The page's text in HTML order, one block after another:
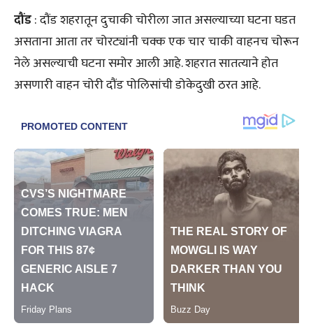
दौंड: दौंड शहरातून दुचाकी चोरीला जात असल्याच्या घटना घडत
असताना आता तर चोरट्यांनी चक्क एक चार चाकी वाहनच चोरून
नेले असल्याची घटना समोर आली आहे. शहरात सातत्याने होत
असणारी वाहन चोरी दौंड पोलिसांची डोकेदुखी ठरत आहे.